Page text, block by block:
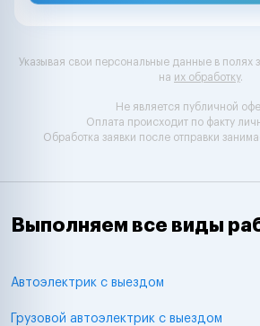
Указывая свои персональные данные в полях
на их обработку.
Не является публичной
Оплата происходит по факту
Обработка заявки после отправки
Выполняем все виды
Автоэлектрик с выездом
Грузовой автоэлектрик с выездом